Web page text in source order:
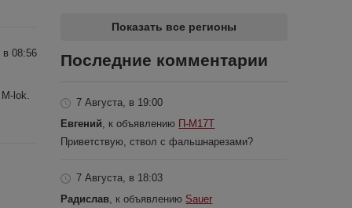
в 08:56
lok.
Показать все регионы
Последние комментарии
7 Августа, в 19:00
Евгений , к объявлению П-М17Т
Приветствую, ствол с фальшнарезами?
7 Августа, в 18:03
Радислав , к объявлению Sauer